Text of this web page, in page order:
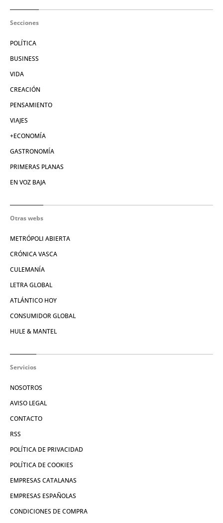
Secciones
POLÍTICA
BUSINESS
VIDA
CREACIÓN
PENSAMIENTO
VIAJES
+ECONOMÍA
GASTRONOMÍA
PRIMERAS PLANAS
EN VOZ BAJA
Otras webs
METRÓPOLI ABIERTA
CRÓNICA VASCA
CULEMANÍA
LETRA GLOBAL
ATLÁNTICO HOY
CONSUMIDOR GLOBAL
HULE & MANTEL
Servicios
NOSOTROS
AVISO LEGAL
CONTACTO
RSS
POLÍTICA DE PRIVACIDAD
POLÍTICA DE COOKIES
EMPRESAS CATALANAS
EMPRESAS ESPAÑOLAS
CONDICIONES DE COMPRA